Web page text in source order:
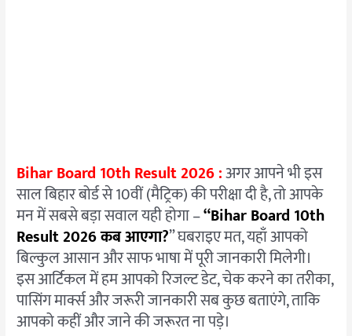
Bihar Board 10th Result 2026 :अगर आपने भी इस
साल बिहार बोर्ड से 10वीं (मैट्रिक) की परीक्षा दी है, तो आपके
मन में सबसे बड़ा सवाल यही होगा –“Bihar Board 10th
Result 2026 कब आएगा?” घबराइए मत, यहाँ आपको
बिल्कुल आसान और साफ भाषा में पूरी जानकारी मिलेगी।
इस आर्टिकल में हम आपको रिजल्ट डेट, चेक करने का तरीका,
पासिंग मार्क्स और जरूरी जानकारी सब कुछ बताएंगे, ताकि
आपको कहीं और जाने की जरूरत ना पड़े।